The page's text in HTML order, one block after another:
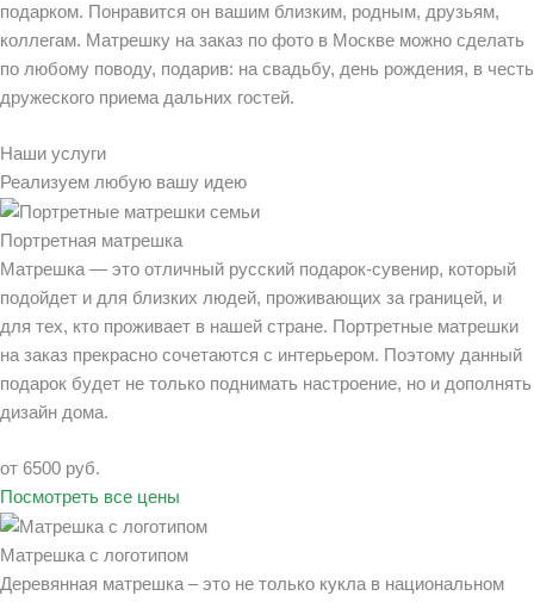
подарком. Понравится он вашим близким, родным, друзьям,
коллегам. Матрешку на заказ по фото в Москве можно сделать
по любому поводу, подарив: на свадьбу, день рождения, в честь
дружеского приема дальних гостей.
Наши услуги
Реализуем любую вашу идею
Портретная матрешка
Матрешка — это отличный русский подарок-сувенир, который
подойдет и для близких людей, проживающих за границей, и
для тех, кто проживает в нашей стране. Портретные матрешки
на заказ прекрасно сочетаются с интерьером. Поэтому данный
подарок будет не только поднимать настроение, но и дополнять
дизайн дома.
от 6500 руб.
Посмотреть все цены
Матрешка с логотипом
Деревянная матрешка – это не только кукла в национальном